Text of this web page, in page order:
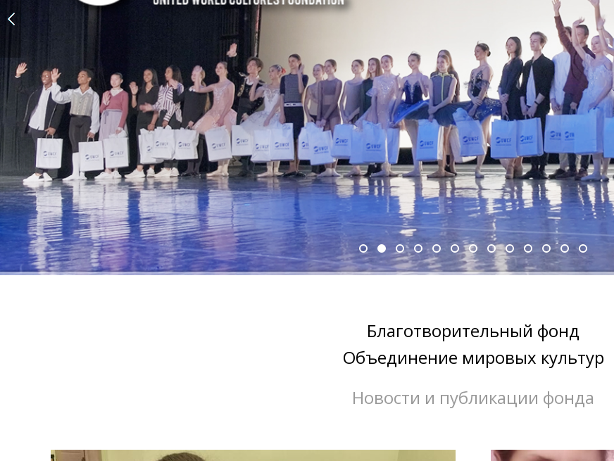
Благотворительный фонд
Объединение мировых культур
Новости и публикации фонда